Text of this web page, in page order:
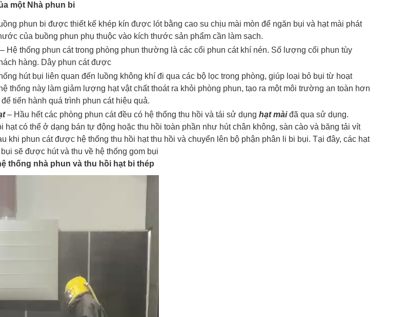
một Nhà phun bi
phun bi được thiết kế khép kín được lót bằng cao su chịu mài mòn để ngăn bụi và hạt mài phát
của buồng phun phụ thuộc vào kích thước sản phẩm cần làm sạch.
Hệ thống phun cát trong phòng phun thường là các cối phun cát khí nén. Số lượng cối phun tùy
hàng. Dây phun cát được
hút bụi liên quan đến luồng không khí đi qua các bộ lọc trong phòng, giúp loại bỏ bụi từ hoạt
thống này làm giảm lượng hạt vật chất thoát ra khỏi phòng phun, tạo ra một môi trường an toàn hơn
tiến hành quá trình phun cát hiệu quả.
– Hầu hết các phòng phun cát đều có hệ thống thu hồi và tái sử dụng hạt màiđã qua sử dụng.
hạt có thể ở dạng bán tự động hoặc thu hồi toàn phần như hút chân không, sàn cào và băng tải vít
khi phun cát được hệ thống thu hồi hạt thu hồi và chuyển lên bộ phận phân li bi bụi. Tại đây, các hạt
sẽ được hút và thu về hệ thống gom bụi
thống nhà phun và thu hồi hạt bi thép